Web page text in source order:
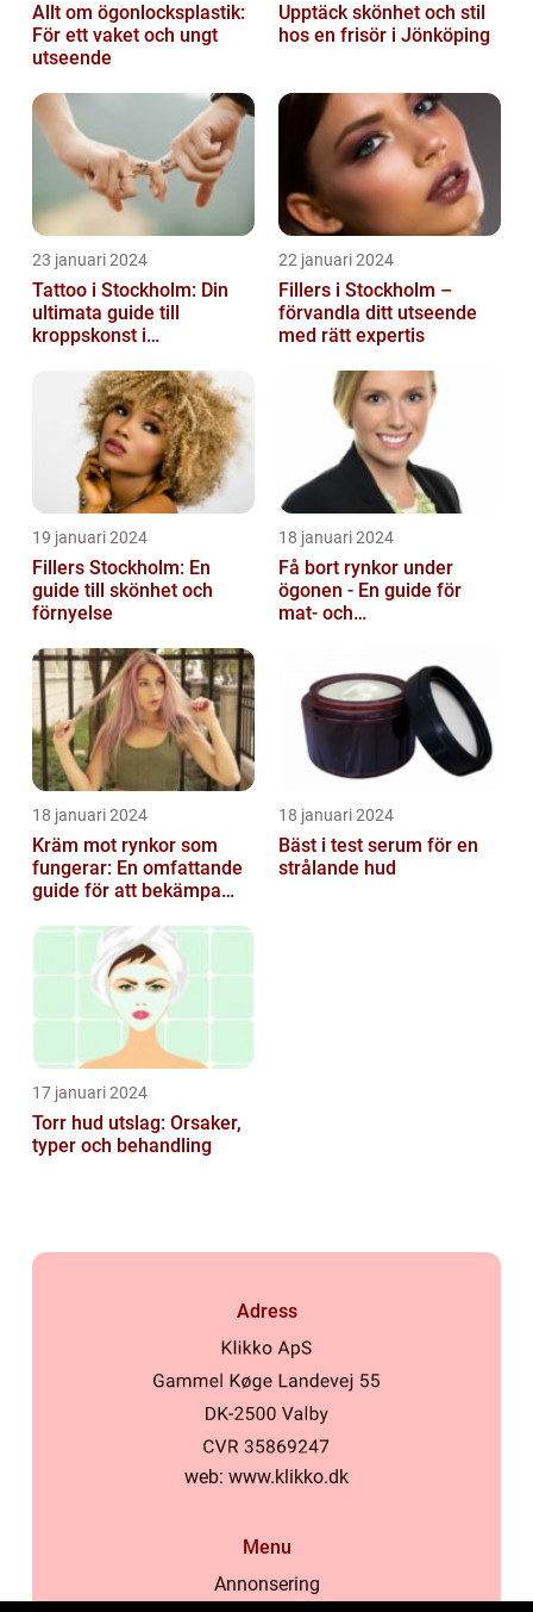
Allt om ögonlocksplastik:
För ett vaket och ungt
utseende
Upptäck skönhet och stil
hos en frisör i Jönköping
23 januari 2024
Tattoo i Stockholm: Din
ultimata guide till
kroppskonst i
22 januari 2024
Fillers i Stockholm –
förvandla ditt utseende
med rätt expertis
19 januari 2024
Fillers Stockholm: En
guide till skönhet och
förnyelse
18 januari 2024
Få bort rynkor under
ögonen - En guide för
mat- och
18 januari 2024
Kräm mot rynkor som
fungerar: En omfattande
guide för att bekämpa
18 januari 2024
Bäst i test serum för en
strålande hud
17 januari 2024
Torr hud utslag: Orsaker,
typer och behandling
Adress
web: www.klikko.dk
Menu
Annonsering